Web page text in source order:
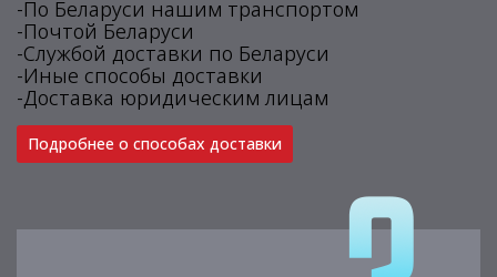
-По Беларуси нашим транспортом
-Почтой Беларуси
-Службой доставки по Беларуси
-Иные способы доставки
-Доставка юридическим лицам
Подробнее о способах доставки